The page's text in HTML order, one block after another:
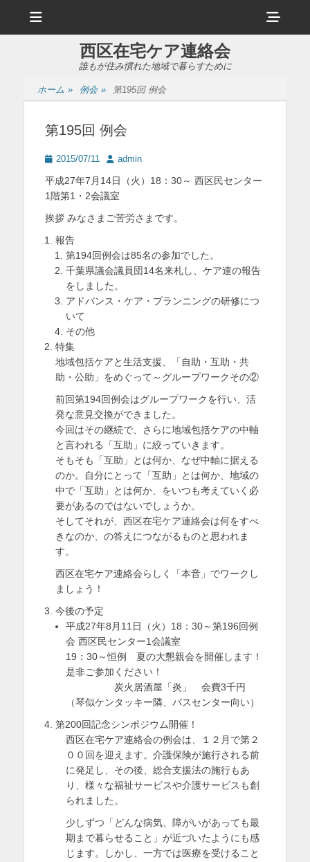
ュ
ヘ
ッ
サ
西区在宅ケア連絡会
誰もが住み慣れた地域で暮らすために
ホーム » 例会 » 第195回 例会
第195回 例会
投
日
2015/07/11
投
者
admin
平成27年7月14日（火）18：30～ 西区民センター
1階第1・2会議室
挨拶 みなさまご苦労さまです。
報告
第194回例会は85名の参加でした。
千葉県議会議員団14名来札し、ケア連の報告
をしました。
アドバンス・ケア・プランニングの研修につ
いて
その他
特集
地域包括ケアと生活支援、「自助・互助・共
助・公助」をめぐって～グループワークその②
前回第194回例会はグループワークを行い、活
発な意見交換ができました。
今回はその継続で、さらに地域包括ケアの中軸
と言われる「互助」に絞っていきます。
そもそも「互助」とは何か、なぜ中軸に据える
のか。自分にとって「互助」とは何か、地域の
中で「互助」とは何か、をいつも考えていく必
要があるのではないでしょうか。
そしてそれが、西区在宅ケア連絡会は何をすべ
きなのか、の答えにつながるものと思われま
す。
西区在宅ケア連絡会らしく「本音」でワークし
ましょう！
今後の予定
平成27年8月11日（火）18：30～第196回例
会 西区民センター1会議室
19：30～恒例 夏の大懇親会を開催します！
是非ご参加ください！
炭火居酒屋「炎」 会費3千円
（琴似ケンタッキー隣、バスセンター向い）
第200回記念シンポジウム開催！
西区在宅ケア連絡会の例会は、１２月で第２
００回を迎えます。介護保険が施行される前
に発足し、その後、総合支援法の施行もあ
り、様々な福祉サービスや介護サービスも創
られました。
少しずつ「どんな病気、障がいがあっても最
期まで暮らせること」が近づいたようにも感
じます。しかし、一方では医療を受けること